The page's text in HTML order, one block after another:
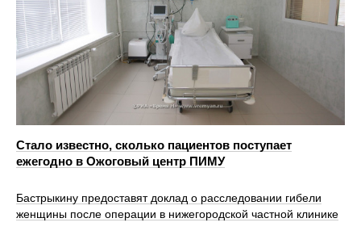
Стало известно, сколько пациентов поступает
ежегодно в Ожоговый центр ПИМУ
Бастрыкину предоставят доклад о расследовании гибели
женщины после операции в нижегородской частной клинике